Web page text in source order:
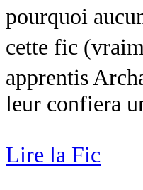
pourquoi
cette fic
apprentis
leur confiera
Lire la Fic